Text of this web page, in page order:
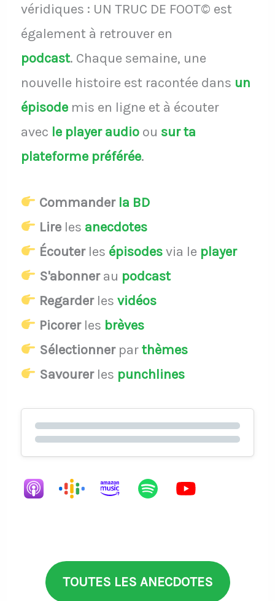
véridiques : UN TRUC DE FOOT© est
également à retrouver en
podcast. Chaque semaine, une
nouvelle histoire est racontée dans un
épisodemis en ligne et à écouter
avec le player audio ou sur ta
plateforme préférée.
Commander la BD
Lireles anecdotes
Écouterles épisodesvia le player
S'abonnerau podcast
Regarderles vidéos
Picorerles brèves
Sélectionnerparthèmes
Savourerles punchlines
TOUTES LES ANECDOTES